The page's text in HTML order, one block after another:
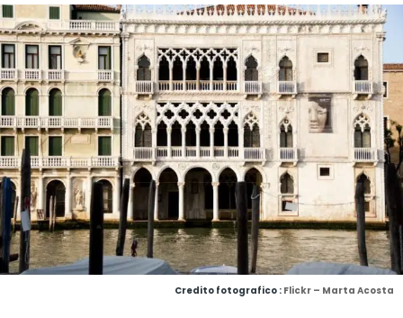
Credito fotografico : Flickr – Marta Acosta